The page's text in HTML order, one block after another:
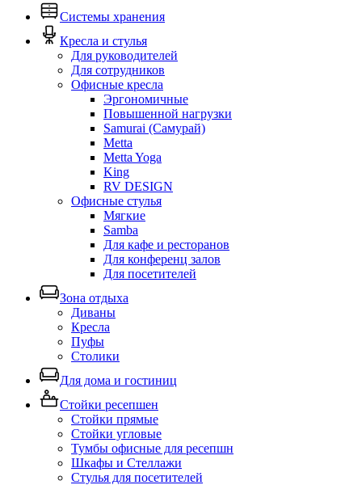
Системы хранения
Кресла и стулья
Для руководителей
Для сотрудников
Офисные кресла
Эргономичные
Повышенной нагрузки
Samurai (Самурай)
Metta
Metta Yoga
King
RV DESIGN
Офисные стулья
Мягкие
Samba
Для кафе и ресторанов
Для конференц залов
Для посетителей
Зона отдыха
Диваны
Кресла
Пуфы
Столики
Для дома и гостиниц
Стойки ресепшен
Стойки прямые
Стойки угловые
Тумбы офисные для ресепшн
Шкафы и Стеллажи
Стулья для посетителей